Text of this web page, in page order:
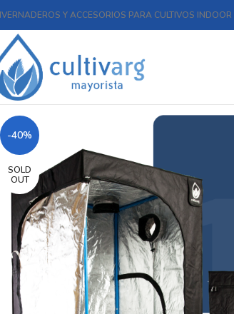
Y ACCESORIOS PARA CULTIVOS INDOOR
-40%
SOLD
OUT